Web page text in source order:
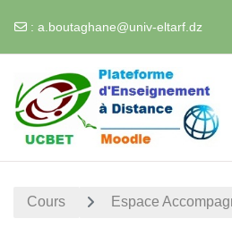
: a.boutaghane@univ-eltarf.dz
Cours Espace